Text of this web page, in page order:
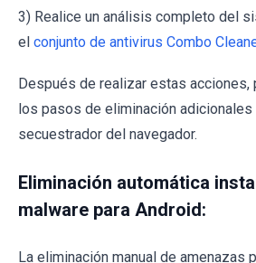
3) Realice un análisis completo del
el conjunto de antivirus Combo
Después de realizar estas acciones,
los pasos de eliminación adicionales
secuestrador del navegador.
Eliminación automática
malware para Android:
La eliminación manual de amenazas